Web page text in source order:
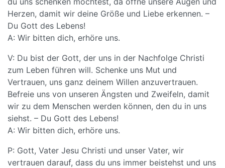
Herzen, damit wir deine Größe und Liebe erkennen. –
Du Gott des Lebens!
A: Wir bitten dich, erhöre uns.
V: Du bist der Gott, der uns in der Nachfolge Christi
zum Leben führen will. Schenke uns Mut und
Vertrauen, uns ganz deinem Willen anzuvertrauen.
Befreie uns von unseren Ängsten und Zweifeln, damit
wir zu dem Menschen werden können, den du in uns
siehst. – Du Gott des Lebens!
A: Wir bitten dich, erhöre uns.
P: Gott, Vater Jesu Christi und unser Vater, wir
vertrauen darauf, dass du uns immer beistehst und uns